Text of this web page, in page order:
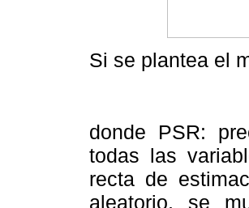
Si se plantea el
donde PSR:
todas las
recta de
aleatorio, se